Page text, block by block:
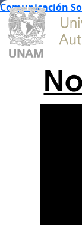
Comunicación